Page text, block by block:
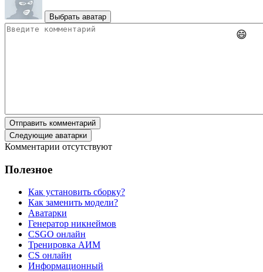
Выбрать аватар
😄
Отправить комментарий
Следующие аватарки
Комментарии отсутствуют
Полезное
Как установить сборку?
Как заменить модели?
Аватарки
Генератор никнеймов
CSGO онлайн
Тренировка АИМ
CS онлайн
Информационный